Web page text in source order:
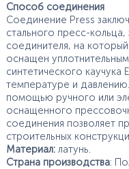
Способ соединения
Соединение Press
стального пресс-
соединителя, на
оснащен
синтетического каучука
температуре и
помощью ручного или
оснащенного
соединения позволяет
строительных
Материал:латунь.
Страна производства: